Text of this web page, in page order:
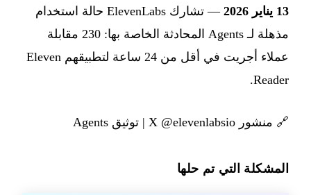
13 يناير 2026
— تشارك ElevenLabs حالة استخدام
مذهلة لـ Agents المحادثة الخاصة بها: 230 مقابلة
عملاء أجريت في أقل من 24 ساعة لتطبيقهم Eleven
Reader.
🔗 منشور X @elevenlabsio | توثيق Agents
المشكلة التي تم حلها